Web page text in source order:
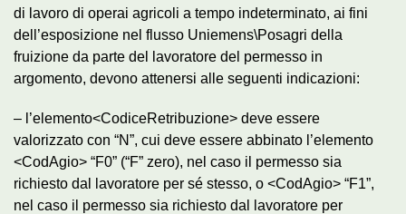
di lavoro di operai agricoli a tempo indeterminato, ai fini
dell’esposizione nel flusso Uniemens\Posagri della
fruizione da parte del lavoratore del permesso in
argomento, devono attenersi alle seguenti indicazioni:
– l’elemento<CodiceRetribuzione> deve essere
valorizzato con “N”, cui deve essere abbinato l’elemento
<CodAgio> “F0” (“F” zero), nel caso il permesso sia
richiesto dal lavoratore per sé stesso, o <CodAgio> “F1”,
nel caso il permesso sia richiesto dal lavoratore per